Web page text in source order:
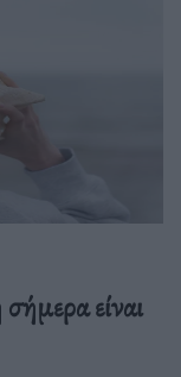
είναι